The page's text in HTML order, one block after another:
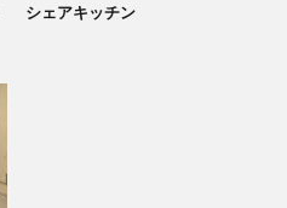
シェアキッチン